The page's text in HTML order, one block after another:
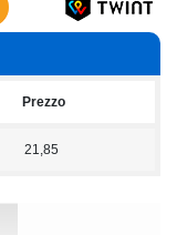
Prezzo
21,85